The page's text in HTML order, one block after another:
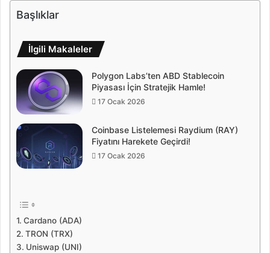
Başlıklar
İlgili Makaleler
Polygon Labs’ten ABD Stablecoin
Piyasası İçin Stratejik Hamle!
17 Ocak 2026
Coinbase Listelemesi Raydium (RAY)
Fiyatını Harekete Geçirdi!
17 Ocak 2026
Cardano (ADA)
TRON (TRX)
Uniswap (UNI)